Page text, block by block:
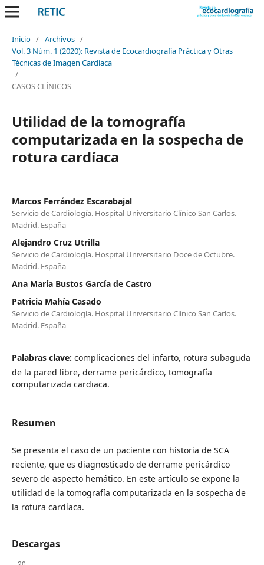
Inicio / Archivos /
Vol. 3 Núm. 1 (2020): Revista de Ecocardiografía Práctica y Otras
Técnicas de Imagen Cardíaca
/
CASOS CLÍNICOS
Utilidad de la tomografía
computarizada en la sospecha de
rotura cardíaca
Marcos Ferrández Escarabajal
Servicio de Cardiología. Hospital Universitario Clínico San Carlos.
Madrid. España
Alejandro Cruz Utrilla
Servicio de Cardiología. Hospital Universitario Doce de Octubre.
Madrid. España
Ana María Bustos García de Castro
Patricia Mahía Casado
Servicio de Cardiología. Hospital Universitario Clínico San Carlos.
Madrid. España
Palabras clave: complicaciones del infarto, rotura subaguda
de la pared libre, derrame pericárdico, tomografía
computarizada cardiaca.
Resumen
Se presenta el caso de un paciente con historia de SCA
reciente, que es diagnosticado de derrame pericárdico
severo de aspecto hemático. En este artículo se expone la
utilidad de la tomografía computarizada en la sospecha de
la rotura cardíaca.
Descargas